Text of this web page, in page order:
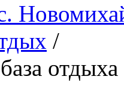
/
отдыха